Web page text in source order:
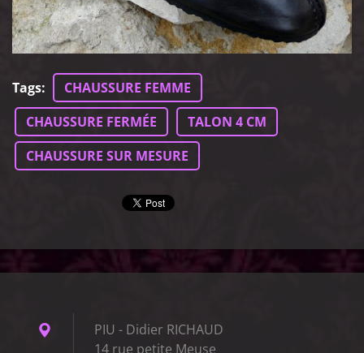
Tags:
CHAUSSURE FEMME
CHAUSSURE FERMÉE
TALON 4 CM
CHAUSSURE SUR MESURE
PIU - Didier RICHAUD
14 rue petite Meuse